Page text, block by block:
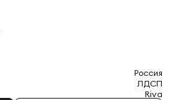
Россия
ЛДСП
Riva